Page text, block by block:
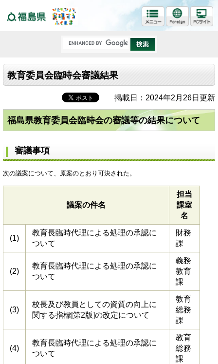
教育委員会臨時会審議結果
掲載日：2024年2月26日更新
福島県教育委員会臨時会の審議等の結果について
審議事項
次の議案について、原案のとおり可決された。
議案の件名
担当
課室
名
(1)
教育長臨時代理による処理の承認に
ついて
財務
課
(2)
教育長臨時代理による処理の承認に
ついて
義務
教育
課
(3)
校長及び教員としての資質の向上に
関する指標[第2版]の改定について
教育
総務
課
(4)
教育長臨時代理による処理の承認に
ついて
教育
総務
課